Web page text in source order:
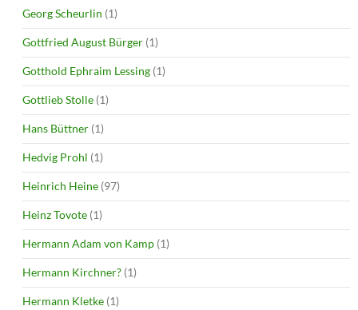
Georg Scheurlin (1)
Gottfried August Bürger (1)
Gotthold Ephraim Lessing (1)
Gottlieb Stolle (1)
Hans Büttner (1)
Hedvig Prohl (1)
Heinrich Heine (97)
Heinz Tovote (1)
Hermann Adam von Kamp (1)
Hermann Kirchner? (1)
Hermann Kletke (1)